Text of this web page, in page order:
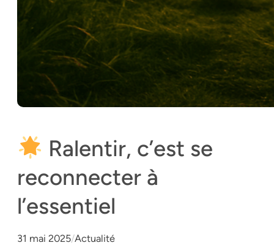
Ralentir, c’est se
reconnecter à
l’essentiel
31 mai 2025/Actualité